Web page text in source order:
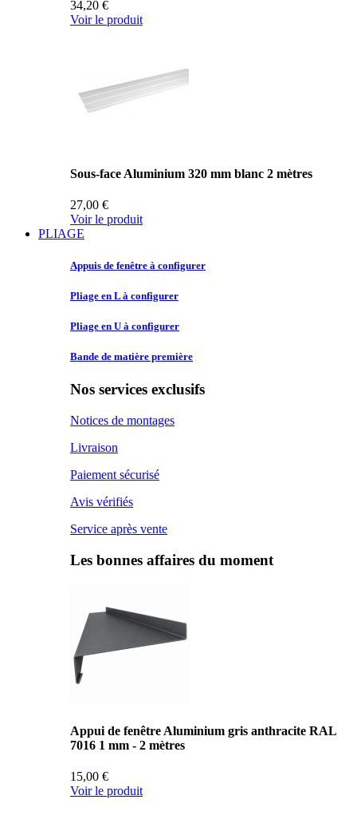
34,20 €
Voir le produit
Sous-face Aluminium 320 mm blanc 2 mètres
27,00 €
Voir le produit
PLIAGE
Appuis de fenêtre à configurer
Pliage en L à configurer
Pliage en U à configurer
Bande de matière première
Nos services exclusifs
Notices de montages
Livraison
Paiement sécurisé
Avis vérifiés
Service après vente
Les bonnes affaires du moment
Appui de fenêtre Aluminium gris anthracite RAL
7016 1 mm - 2 mètres
15,00 €
Voir le produit